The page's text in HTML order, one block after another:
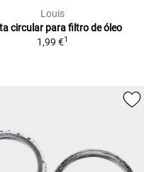
Louis
circular para filtro de óleo
1,99 €1